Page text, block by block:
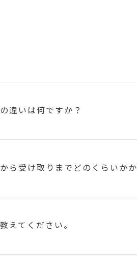
違いは何ですか？
ら受け取りまで どのくらいか
えてください。